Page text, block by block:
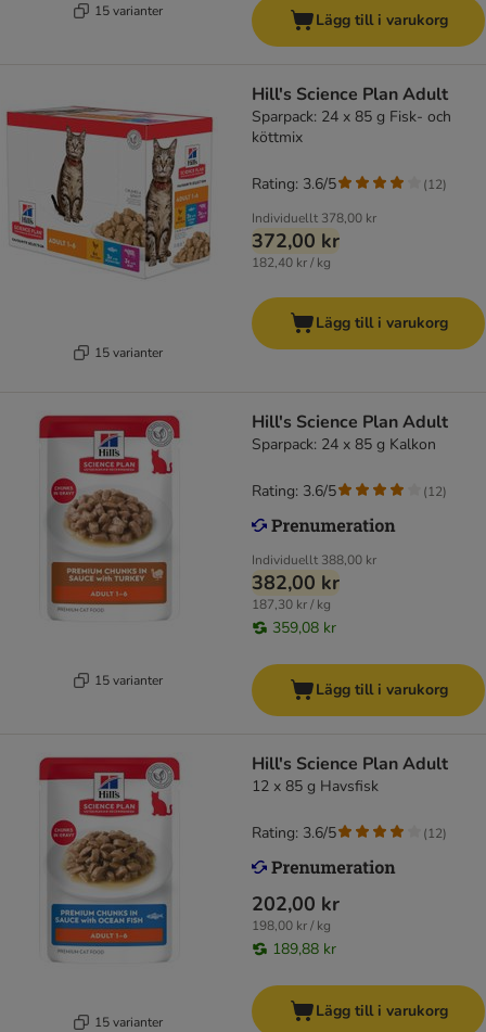
15 varianter Lägg till i varukorg
15 varianter
Hill's Science Plan Adult
Sparpack: 24 x 85 g Fisk- och
köttmix
Individuellt 378,00 kr
372,00 kr
182,40 kr / kg
Rating: 3.6/5 (12)
Lägg till i varukorg
15 varianter
Hill's Science Plan Adult
Sparpack: 24 x 85 g Kalkon
Individuellt 388,00 kr
382,00 kr
187,30 kr / kg
359,08 kr
Rating: 3.6/5 (12)
Lägg till i varukorg
15 varianter
Hill's Science Plan Adult
12 x 85 g Havsfisk
202,00 kr
198,00 kr / kg
189,88 kr
Rating: 3.6/5 (12)
Lägg till i varukorg